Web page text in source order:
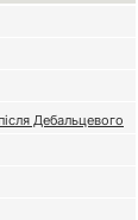
Дебальцевого